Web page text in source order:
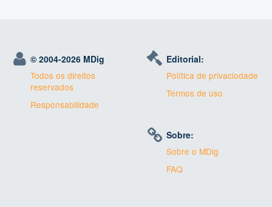
© 2004-2026 MDig
Todos os direitos
reservados
Responsabilidade
Editorial:
Política de privaciodade
Termos de uso
Sobre:
Sobre o MDig
FAQ